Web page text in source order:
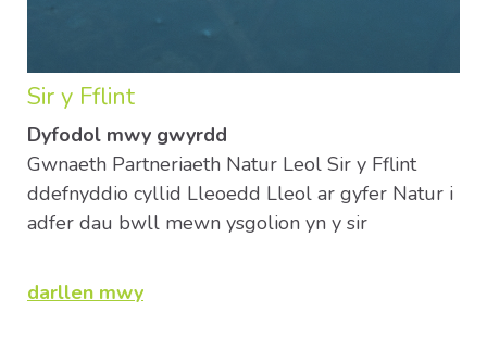
Sir y Fflint
Dyfodol mwy gwyrdd
Gwnaeth Partneriaeth Natur Leol Sir y Fflint
ddefnyddio cyllid Lleoedd Lleol ar gyfer Natur i
adfer dau bwll mewn ysgolion yn y sir
darllen mwy